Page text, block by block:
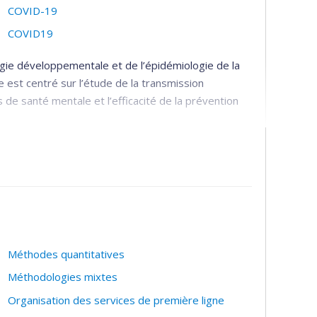
COVID-19
COVID19
développementale et de l’épidémiologie de la
centré sur l’étude de la transmission
santé mentale et l’efficacité de la prévention
transfert de connaissances :
périnataux et préscolaires qui sont les plus
les connaissances concernant les services
ces services.
pour l'Éducation et la Santé des
Méthodes quantitatives
Méthodologies mixtes
Organisation des services de première ligne